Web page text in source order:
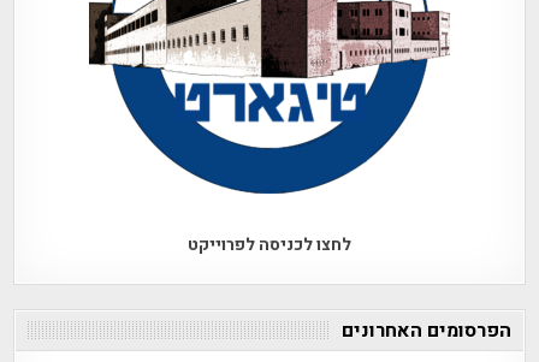
לחצו לכניסה לפרוייקט
הפרסומים האחרונים